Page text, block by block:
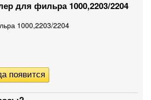
для фильра 1000,2203/2204
1000,2203/2204